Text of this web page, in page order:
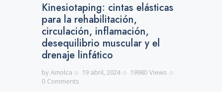
Kinesiotaping: cintas elásticas
para la rehabilitación,
circulación, inflamación,
desequilibrio muscular y el
drenaje linfático
byAmolca 19 abril, 2024 19980 Views
0 Comments